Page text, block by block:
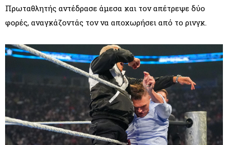
Πρωταθλητής αντέδρασε άμεσα και τον απέτρεψε δύο
φορές, αναγκάζοντάς τον να αποχωρήσει από το ρινγκ.